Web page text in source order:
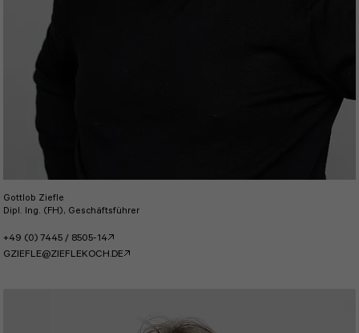
Gottlob Ziefle
Dipl. Ing. (FH), Geschäftsführer
+49 (0) 7445 / 8505-14
GZIEFLE@ZIEFLEKOCH.DE